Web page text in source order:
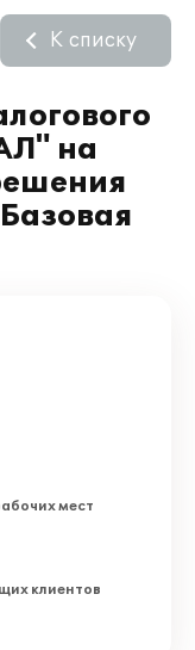
на
К списку
мест
клиентов